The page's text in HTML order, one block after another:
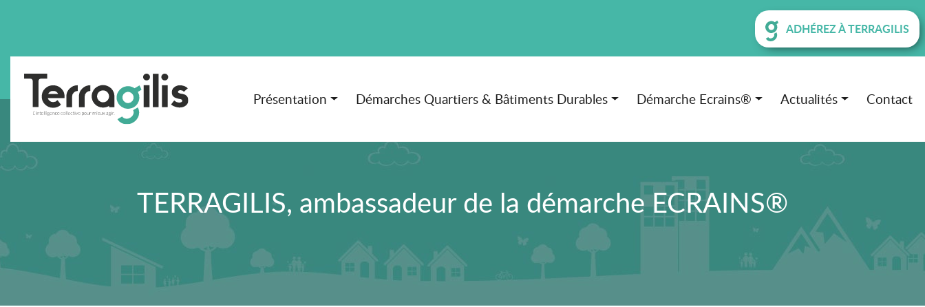
ADHÉREZ À TERRAGILIS
Présentation Démarches Quartiers & Bâtiments Durables Démarche Ecrains® Actualités Contact
TERRAGILIS, ambassadeur de la démarche ECRAINS®